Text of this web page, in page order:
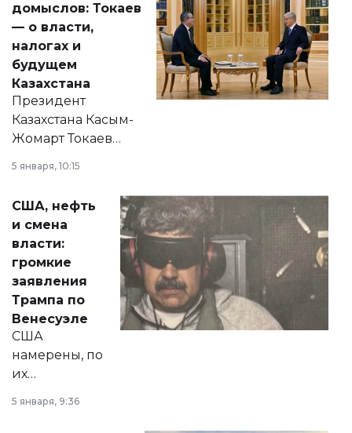
домыслов: Токаев
— о власти,
налогах и
будущем
Казахстана
Президент
Казахстана Касым-
Жомарт Токаев
сразу несколько
актуальных тем —
от слухов о
политических
реформах до
вопросов армии,
экономики и
личного здоровья.
5 января, 10:15
США, нефть
и смена
власти:
громкие
заявления
Трампа по
Венесуэле
США
намерены, по
их
принести
5 января, 9:36